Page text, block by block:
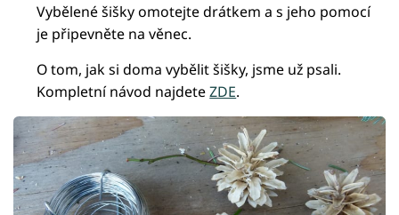
Vybělené šišky omotejte drátkem a s jeho pomocí
je připevněte na věnec.
O tom, jak si doma vybělit šišky, jsme už psali.
Kompletní návod najdeteZDE.